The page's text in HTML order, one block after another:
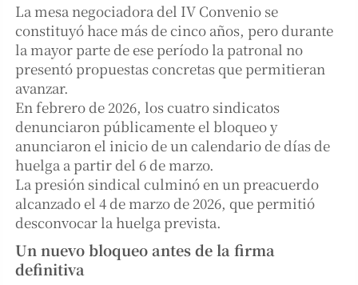
La mesa negociadora del IV Convenio se
constituyó hace más de cinco años, pero durante
la mayor parte de ese período la patronal no
presentó propuestas concretas que permitieran
avanzar.
En febrero de 2026, los cuatro sindicatos
denunciaron públicamente el bloqueo y
anunciaron el inicio de un calendario de días de
huelga a partir del 6 de marzo.
La presión sindical culminó en un preacuerdo
alcanzado el 4 de marzo de 2026, que permitió
desconvocar la huelga prevista.
Un nuevo bloqueo antes de la firma
definitiva